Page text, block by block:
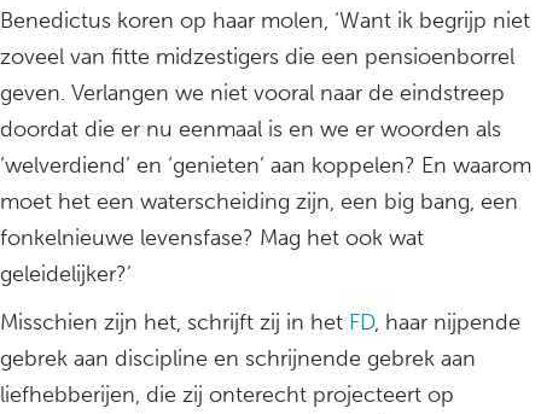
Benedictus koren op haar molen, ‘Want ik begrijp niet
zoveel van fitte midzestigers die een pensioenborrel
geven. Verlangen we niet vooral naar de eindstreep
doordat die er nu eenmaal is en we er woorden als
‘welverdiend’ en ‘genieten’ aan koppelen? En waarom
moet het een waterscheiding zijn, een big bang, een
fonkelnieuwe levensfase? Mag het ook wat
geleidelijker?’
Misschien zijn het, schrijft zij in het FD, haar nijpende
gebrek aan discipline en schrijnende gebrek aan
liefhebberijen, die zij onterecht projecteert op